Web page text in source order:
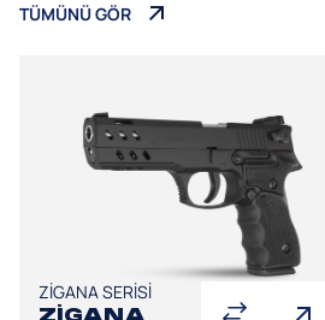
TÜMÜNÜ GÖR
ZİGANA SERİSİ